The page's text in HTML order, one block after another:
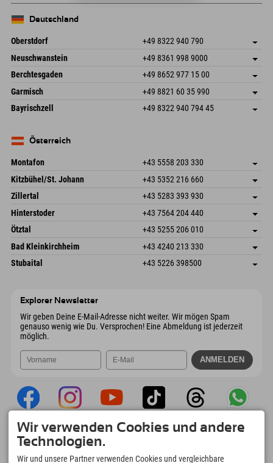
Deutschland
Oberstdorf +49 8322 940 790
An der Breitach 3
87538 Fischen I. Allgäu
Deutschland
Adresse speichern
Anreiseinfos
Buchen
Neuschwanstein +49 8361 998 9000
An der Riese 45
87484 Nesselwang im Allgäu
Deutschland
Adresse speichern
Buchen
Berchtesgaden +49 8652 977 15 00
Hofreitstr. 7
83471 Schönau am Königssee
Deutschland
Adresse speichern
Anreiseinfos
Buchen
Garmisch +49 8821 60 35 990
Frickenstraße 22
82490 Farchant
Adresse speichern
Bayrischzell +49 8322 940 794 45
Deutschland
Österreich
Montafon +43 5558 203 330
Dorfstr. 127b
6793 Gaschurn/Montafon
Österreich
Adresse speichern
Anreiseinfos
Buchen
Kitzbühel/St. Johann +43 5352 216 660
Speckbacherstraße 87
Österreich
Adresse speichern
Buchen
Zillertal +43 5283 393 930
Schmiedau 2
6272 Kaltenbach im Zillertal
Österreich
Adresse speichern
Anreiseinfos
Buchen
Hinterstoder +43 7564 204 440
Freizeitpark 10
Österreich
Adresse speichern
Buchen
Ötztal +43 5255 206 010
Gscheat 14
6441 Umhausen
Österreich
Adresse speichern
Anreiseinfos
Buchen
Bad Kleinkirchheim +43 4240 213 330
Dorfstraße 24
Adresse speichern
Stubaital +43 5226 398500
Explorer Newsletter
Wir geben Deine E-Mail-Adresse nicht weiter. Wir mögen Spam
genauso wenig wie Du. Versprochen! Eine Abmeldung ist jederzeit
möglich.
Explorer App
Upload Deiner #ExplorerMoments, Mein
Wir verwenden Cookies und andere
Technologien.
Wir und unsere Partner verwenden Cookies und vergleichbare